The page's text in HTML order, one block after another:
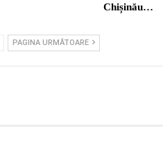
Chișinău…
PAGINA URMĂTOARE